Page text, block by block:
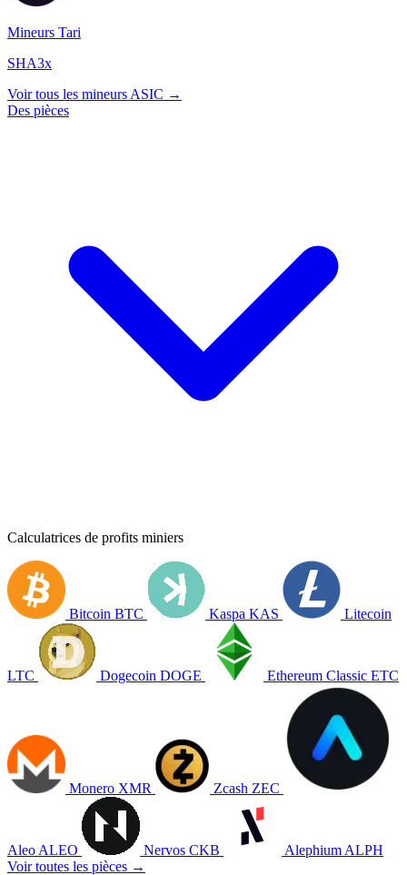
Mineurs Tari
SHA3x
Voir tous les mineurs ASIC →
Des pièces
Calculatrices de profits miniers
Bitcoin BTC Kaspa KAS Litecoin
LTC Dogecoin DOGE Ethereum Classic ETC
Monero XMR Zcash ZEC
Aleo ALEO Nervos CKB Alephium ALPH
Voir toutes les pièces →